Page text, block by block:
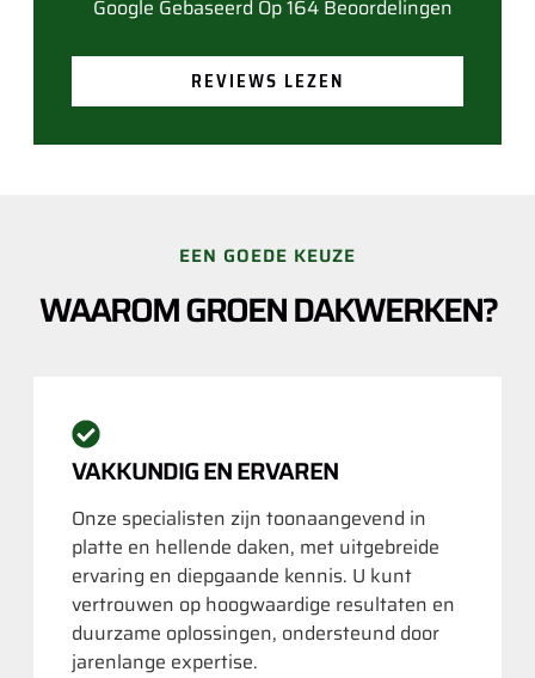
Gebaseerd Op 164 Beoordelingen
REVIEWS LEZEN
EEN GOEDE KEUZE
WAAROM GROEN DAKWERKEN?
VAKKUNDIG EN ERVAREN
Onze specialisten zijn toonaangevend in
platte en hellende daken, met uitgebreide
ervaring en diepgaande kennis. U kunt
vertrouwen op hoogwaardige resultaten en
duurzame oplossingen, ondersteund door
jarenlange expertise.